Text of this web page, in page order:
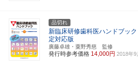
品切れ
新臨床研修歯科医ハンドブック
定対応版
廣藤卓雄・粟野秀慈 監修
発行時参考価格 14,000円 2018年9